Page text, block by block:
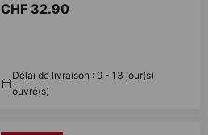
CHF 32.90
Délai de livraison : 9 - 13 jour(s)
ouvré(s)